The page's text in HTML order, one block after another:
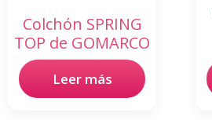
Colchón SPRING
TOP de GOMARCO
Leer más